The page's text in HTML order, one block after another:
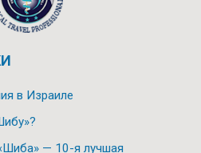
в Израиле
— 10-я лучшая